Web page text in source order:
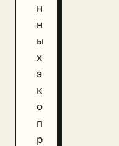
н
н
ы
х
э
к
о
п
р